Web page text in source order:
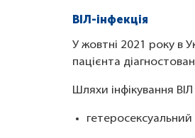
ВІЛ-інфекція
У жовтні 2021 року в
пацієнта
Шляхи інфікування